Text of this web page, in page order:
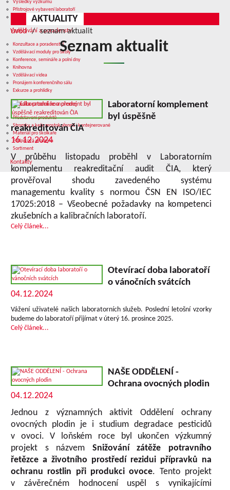
Výsledky výzkumu
Přístrojové vybavení laboratoří
Služby v oblasti výzkumu
Vzdělávání a poradenství
Konzultace a poradenství
Vzdělávací moduly pro školy
Konference, semináře a polní dny
Knihovna
Vzdělávací videa
Pronájem konferenčního sálu
Exkurze a prohlídky
Nabídka produkce a prodej
Představení produktů
Stromky a keře prostokořenné i kontejnerované
Materiál pro školkaře
Podniková prodejna
Sortiment
Kontakty
AKTUALITY
úvod seznam aktualit
Seznam aktualit
Laboratorní komplement
byl úspěšně
reakreditován ČIA
16.12.2024
V průběhu listopadu proběhl v Laboratorním
komplementu reakreditační audit ČIA, který
prověřoval shodu zavedeného systému
managementu kvality s normou ČSN EN ISO/IEC
17025:2018 – Všeobecné požadavky na kompetenci
zkušebních a kalibračních laboratoří.
Celý článek...
Otevírací doba laboratoří
o vánočních svátcích
04.12.2024
Vážení uživatelé našich laboratorních služeb. Poslední letošní vzorky
budeme do laboratoří přijímat v úterý 16. prosince 2025.
Celý článek...
NAŠE ODDĚLENÍ -
Ochrana ovocných plodin
04.12.2024
Jednou z významných aktivit Oddělení ochrany
ovocných plodin je i studium degradace pesticidů
v ovoci. V loňském roce byl ukončen výzkumný
projekt s názvem Snižování zátěže potravního
řetězce a životního prostředí rezidui přípravků na
ochranu rostlin při produkci ovoce. Tento projekt
v závěrečném hodnocení uspěl s vynikajícími